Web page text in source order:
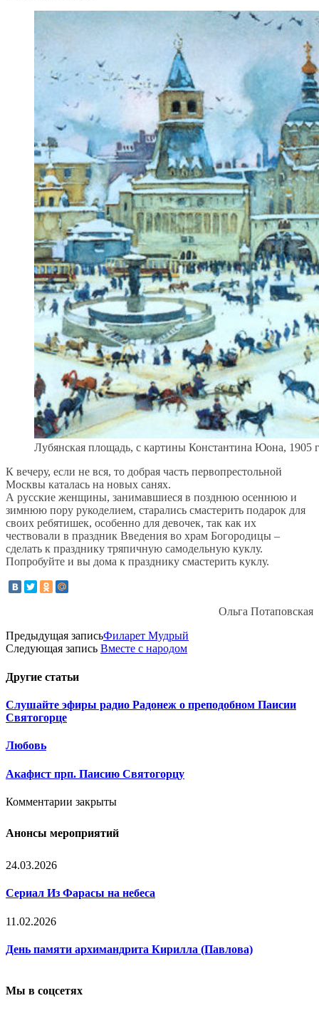
Лубянская площадь, с картины Константина Юона, 1905
К вечеру, если не вся, то добрая часть первопрестольной
Москвы каталась на новых санях.
А русские женщины, занимавшиеся в позднюю осеннюю и
зимнюю пору рукоделием, старались смастерить подарок для
своих ребятишек, особенно для девочек, так как их
чествовали в праздник Введения во храм Богородицы –
сделать к празднику тряпичную самодельную куклу.
Попробуйте и вы дома к празднику смастерить куклу.
Ольга Потаповская
Предыдущая записьФиларет Мудрый
Следующая запись Вместе с народом
Другие статьи
Слушайте эфиры радио Радонеж о преподобном Паисии
Святогорце
Любовь
Акафист прп. Паисию Святогорцу
Комментарии закрыты
Анонсы мероприятий
24.03.2026
Сериал Из Фарасы на небеса
11.02.2026
День памяти архимандрита Кирилла (Павлова)
Мы в соцсетях